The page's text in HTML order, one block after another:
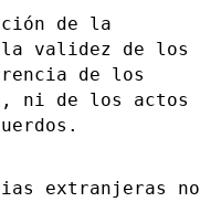
de la
validez de los
de los
ni de los actos
extranjeras no